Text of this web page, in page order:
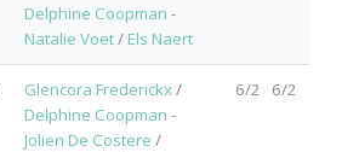
Delphine Coopman -
Natalie Voet/ Els Naert
Glencora Frederickx/
Delphine Coopman -
Jolien De Costere /
6/2 6/2